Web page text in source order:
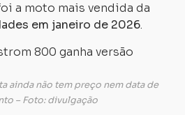
a moto mais vendida da
em janeiro de 2026.
ainda não tem preço nem data de
– Foto: divulgação